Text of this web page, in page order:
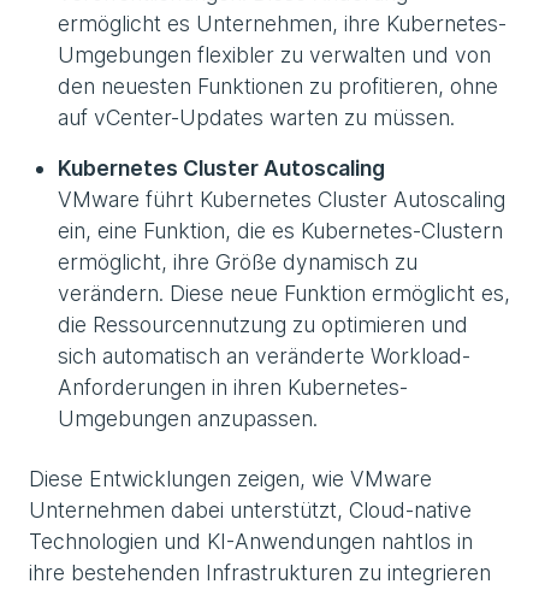
ermöglicht es Unternehmen, ihre Kubernetes-
Umgebungen flexibler zu verwalten und von
den neuesten Funktionen zu profitieren, ohne
auf vCenter-Updates warten zu müssen.
Kubernetes Cluster Autoscaling
VMware führt Kubernetes Cluster Autoscaling
ein, eine Funktion, die es Kubernetes-Clustern
ermöglicht, ihre Größe dynamisch zu
verändern. Diese neue Funktion ermöglicht es,
die Ressourcennutzung zu optimieren und
sich automatisch an veränderte Workload-
Anforderungen in ihren Kubernetes-
Umgebungen anzupassen.
Diese Entwicklungen zeigen, wie VMware
Unternehmen dabei unterstützt, Cloud-native
Technologien und KI-Anwendungen nahtlos in
ihre bestehenden Infrastrukturen zu integrieren